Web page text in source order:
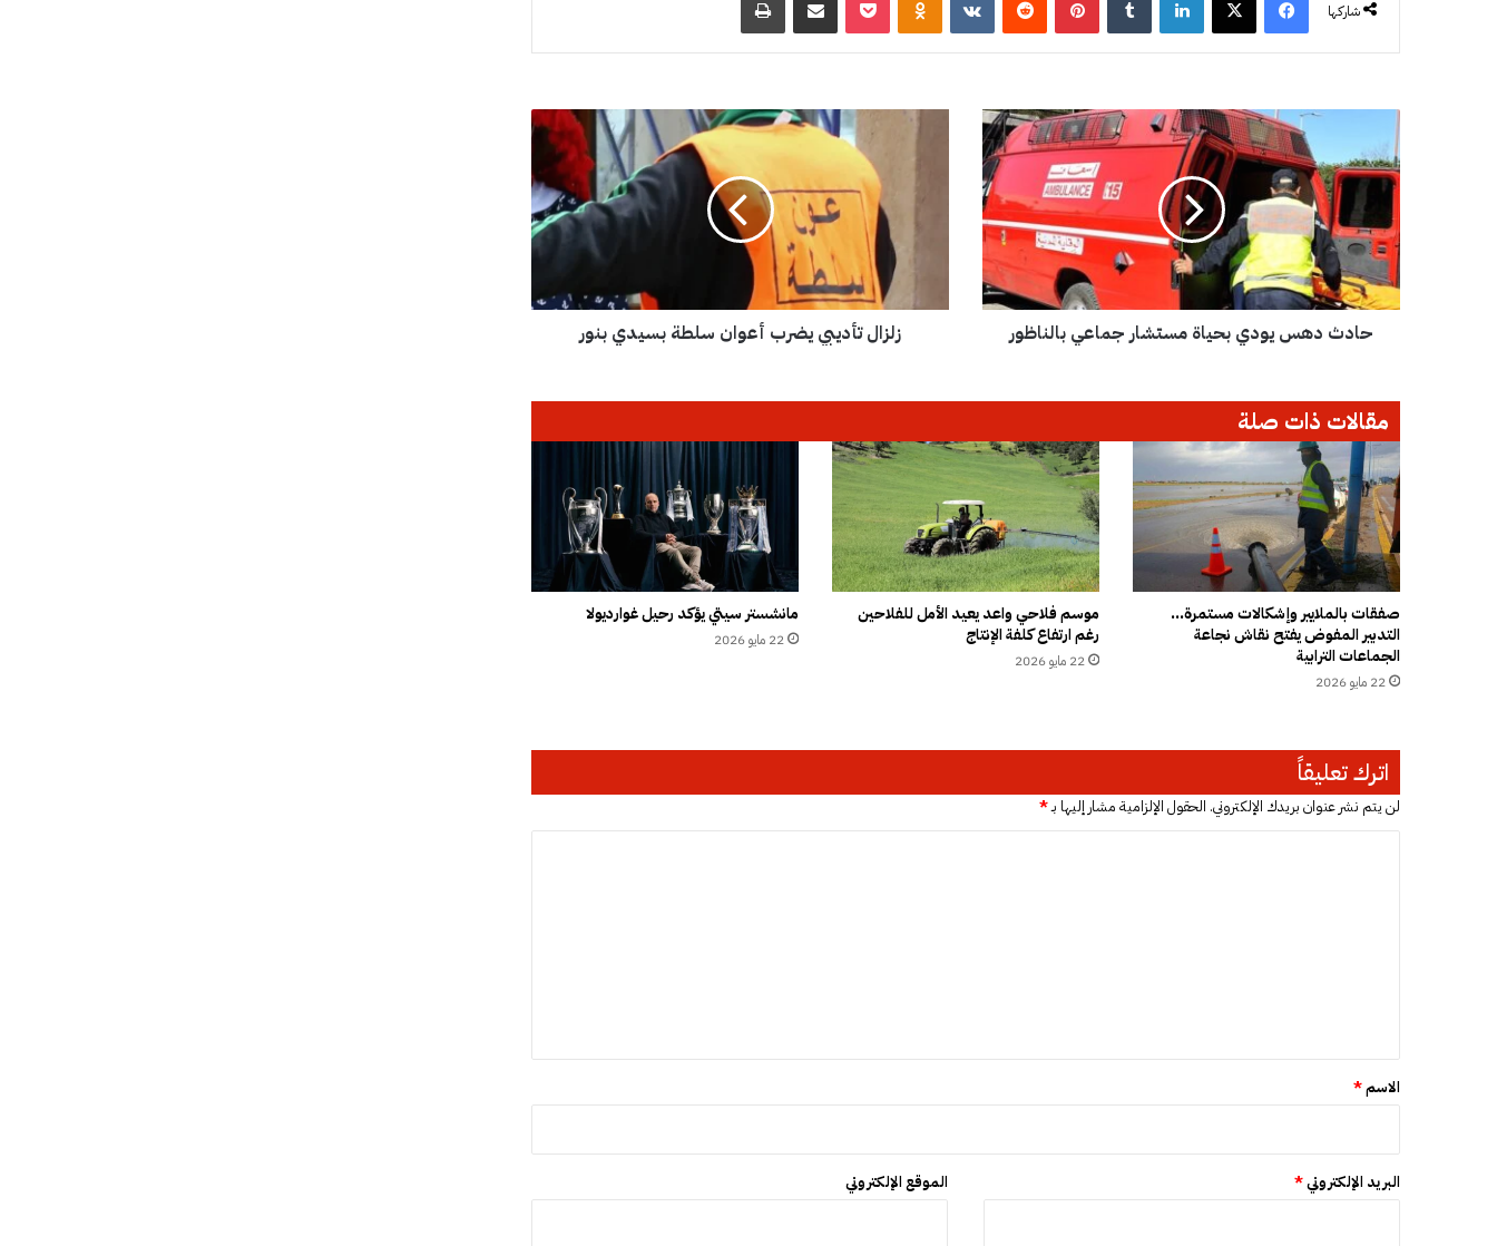
شاركها
ح
ا
د
ث
د
ه
س
ي
و
ح
ا
ة
م
س
ت
ش
ا
ر
ج
م
ا
ب
ل
حادث دهس يودي بحياة مستشار جماعي بالناظور
ي
ض
ب
أ
ع
و
ا
ن
س
ل
د
ب
زلزال تأديبي يضرب أعوان سلطة بسيدي بنور
مقالات ذات صلة
صفقات بالملايير وإشكالات مستمرة…
التدبير المفوض يفتح نقاش نجاعة
الجماعات الترابية
22 مايو 2026
موسم فلاحي واعد يعيد الأمل للفلاحين
رغم ارتفاع كلفة الإنتاج
22 مايو 2026
مانشستر سيتي يؤكد رحيل غوارديولا
22 مايو 2026
اترك تعليقاً
لن يتم نشر عنوان بريدك الإلكتروني. الحقول الإلزامية مشار إليها بـ*
*
الاسم*
البريد الإلكتروني* الموقع الإلكتروني